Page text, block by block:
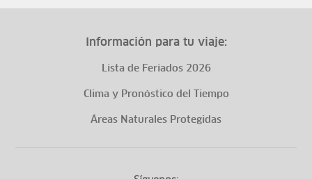
Información para tu viaje:
Lista de Feriados 2026
Clima y Pronóstico del Tiempo
Áreas Naturales Protegidas